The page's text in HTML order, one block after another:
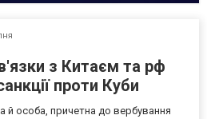
з Китаєм та рф
проти Куби
й особа, причетна до вербування